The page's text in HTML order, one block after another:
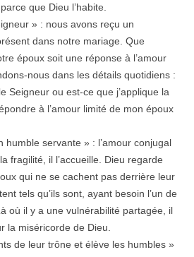
que Dieu l’habite.
» : nous avons reçu un
dans notre mariage. Que
époux soit une réponse à l’amour
nous dans les détails quotidiens :
Seigneur ou est-ce que j’applique la
à l’amour limité de mon époux
humble servante » : l’amour conjugal
fragilité, il l’accueille. Dieu regarde
qui ne se cachent pas derrière leur
tels qu’ils sont, ayant besoin l’un de
où il y a une vulnérabilité partagée, il
la miséricorde de Dieu.
de leur trône et élève les humbles »